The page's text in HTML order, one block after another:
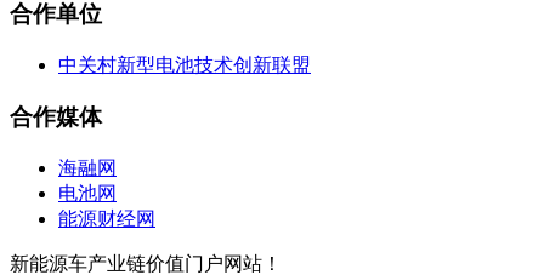
合作单位
中关村新型电池技术创新联盟
合作媒体
海融网
电池网
能源财经网
新能源车产业链价值门户网站！